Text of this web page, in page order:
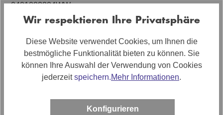
0401002204WW
Farbe
Schwarz
Artikelabmessungen
Breite: ca. 50cm, Tiefe: ca. 50cm, Höhe: ca. 50cm
Design Beistelltisch Rund
Wir respektieren Ihre Privatsphäre
Diese Website verwendet Cookies, um Ihnen die
bestmögliche Funktionalität bieten zu können. Sie
können Ihre Auswahl der Verwendung von Cookies
jederzeitspeichern.Mehr Informationen.
Konfigurieren